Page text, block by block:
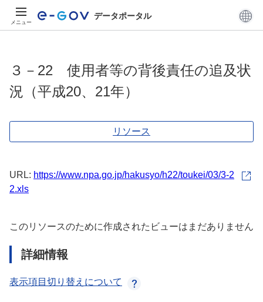
メニュー
データポータル
３－22 使用者等の背後責任の追及状
況（平成20、21年）
リソース
URL: https://www.npa.go.jp/hakusyo/h22/toukei/03/3-2
2.xls
このリソースのために作成されたビューはまだありません
詳細情報
表示項目切り替えについて